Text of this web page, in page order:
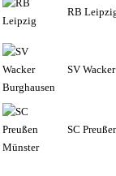
RB
SV
SC